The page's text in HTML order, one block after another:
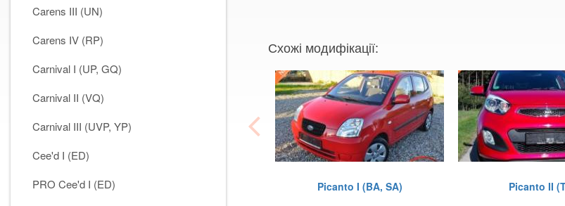
Carens III (UN)
Carens IV (RP)
Carnival I (UP, GQ)
Carnival II (VQ)
Carnival III (UVP, YP)
Cee'd I (ED)
PRO Cee'd I (ED)
Схожі модифікації:
Picanto I (BA, SA) Picanto II